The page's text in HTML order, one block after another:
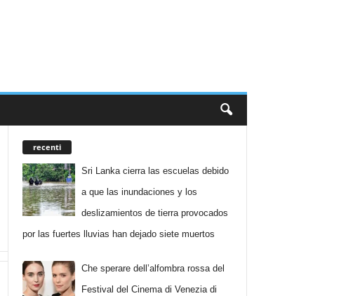
recenti
Sri Lanka cierra las escuelas debido
a que las inundaciones y los
deslizamientos de tierra provocados
por las fuertes lluvias han dejado siete muertos
Che sperare dell’alfombra rossa del
Festival del Cinema di Venezia di